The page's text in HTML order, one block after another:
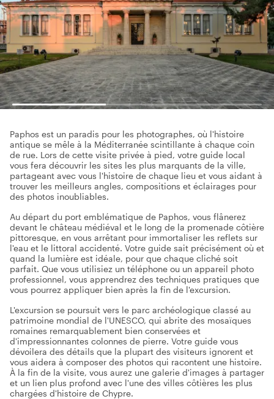
Paphos est un paradis pour les photographes, où l'histoire
antique se mêle à la Méditerranée scintillante à chaque coin
de rue. Lors de cette visite privée à pied, votre guide local
vous fera découvrir les sites les plus marquants de la ville,
partageant avec vous l'histoire de chaque lieu et vous aidant à
trouver les meilleurs angles, compositions et éclairages pour
des photos inoubliables.
Au départ du port emblématique de Paphos, vous flânerez
devant le château médiéval et le long de la promenade côtière
pittoresque, en vous arrêtant pour immortaliser les reflets sur
l'eau et le littoral accidenté. Votre guide sait précisément où et
quand la lumière est idéale, pour que chaque cliché soit
parfait. Que vous utilisiez un téléphone ou un appareil photo
professionnel, vous apprendrez des techniques pratiques que
vous pourrez appliquer bien après la fin de l'excursion.
L'excursion se poursuit vers le parc archéologique classé au
patrimoine mondial de l'UNESCO, qui abrite des mosaïques
romaines remarquablement bien conservées et
d'impressionnantes colonnes de pierre. Votre guide vous
dévoilera des détails que la plupart des visiteurs ignorent et
vous aidera à composer des photos qui racontent une histoire.
À la fin de la visite, vous aurez une galerie d'images à partager
et un lien plus profond avec l'une des villes côtières les plus
chargées d'histoire de Chypre.